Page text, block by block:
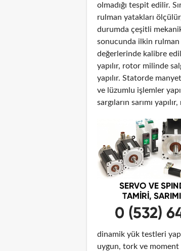
olmadığı tespit edilir.
rulman yatakları
durumda çeşitli
sonucunda ilkin rulman
değerlerinde kalibre
yapılır, rotor milinde
yapılır. Statorde
ve lüzumlu işlemler
sargıların sarımı
dinamik yük testleri
uygun, tork ve moment